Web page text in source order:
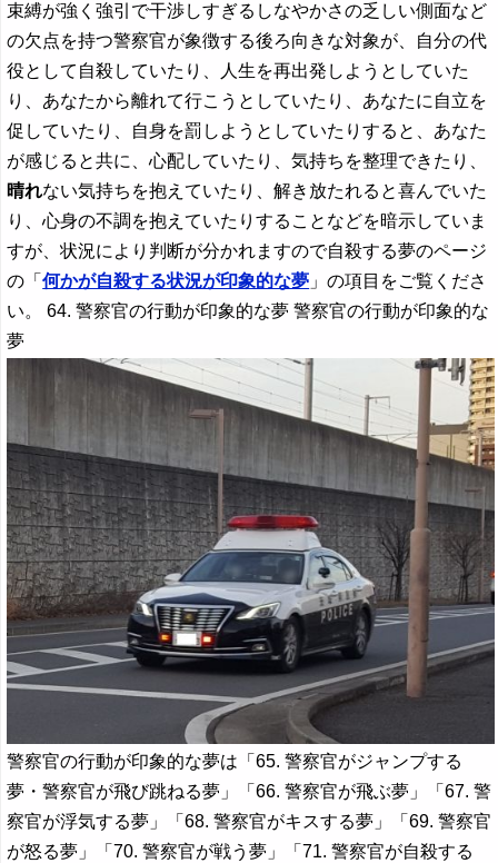
束縛が強く強引で干渉しすぎるしなやかさの乏しい側面など
の欠点を持つ警察官が象徴する後ろ向きな対象が、自分の代
役として自殺していたり、人生を再出発しようとしていた
り、あなたから離れて行こうとしていたり、あなたに自立を
促していたり、自身を罰しようとしていたりすると、あなた
が感じると共に、心配していたり、気持ちを整理できたり、
晴れない気持ちを抱えていたり、解き放たれると喜んでいた
り、心身の不調を抱えていたりすることなどを暗示していま
すが、状況により判断が分かれますので自殺する夢のページ
の「何かが自殺する状況が印象的な夢 」の項目をご覧くださ
い。 64. 警察官の行動が印象的な夢 警察官の行動が印象的な
夢
警察官の行動が印象的な夢は「65. 警察官がジャンプする
夢・警察官が飛び跳ねる夢」「66. 警察官が飛ぶ夢」「67. 警
察官が浮気する夢」「68. 警察官がキスする夢」「69. 警察官
が怒る夢」「70. 警察官が戦う夢」「71. 警察官が自殺する